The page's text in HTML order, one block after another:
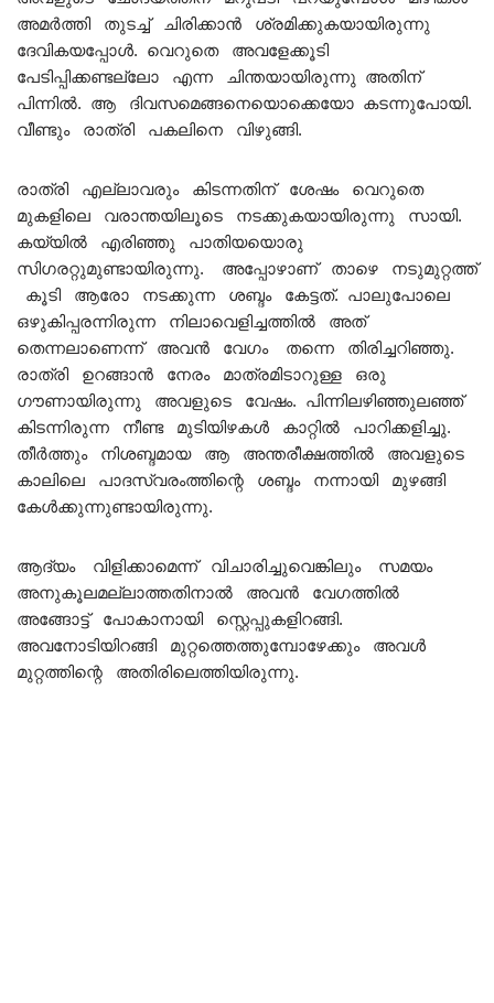
അമർത്തി തുടച്ച് ചിരിക്കാൻ ശ്രമിക്കുകയായിരുന്നു
ദേവികയപ്പോൾ. വെറുതെ അവളേക്കൂടി
പേടിപ്പിക്കണ്ടല്ലോ എന്ന ചിന്തയായിരുന്നു അതിന്
പിന്നിൽ. ആ ദിവസമെങ്ങനെയൊക്കെയോ കടന്നുപോയി.
വീണ്ടും രാത്രി പകലിനെ വിഴുങ്ങി.
രാത്രി എല്ലാവരും കിടന്നതിന് ശേഷം വെറുതെ
മുകളിലെ വരാന്തയിലൂടെ നടക്കുകയായിരുന്നു സായി.
കയ്യിൽ എരിഞ്ഞു പാതിയയൊരു
സിഗരറ്റുമുണ്ടായിരുന്നു. അപ്പോഴാണ് താഴെ നടുമുറ്റത്ത്
കൂടി ആരോ നടക്കുന്ന ശബ്ദം കേട്ടത്. പാലുപോലെ
ഒഴുകിപ്പരന്നിരുന്ന നിലാവെളിച്ചത്തിൽ അത്
തെന്നലാണെന്ന് അവൻ വേഗം തന്നെ തിരിച്ചറിഞ്ഞു.
രാത്രി ഉറങ്ങാൻ നേരം മാത്രമിടാറുള്ള ഒരു
ഗൗണായിരുന്നു അവളുടെ വേഷം. പിന്നിലഴിഞ്ഞുലഞ്ഞ്
കിടന്നിരുന്ന നീണ്ട മുടിയിഴകൾ കാറ്റിൽ പാറിക്കളിച്ചു.
തീർത്തും നിശബ്ദമായ ആ അന്തരീക്ഷത്തിൽ അവളുടെ
കാലിലെ പാദസ്വരംത്തിന്റെ ശബ്ദം നന്നായി മുഴങ്ങി
കേൾക്കുന്നുണ്ടായിരുന്നു.
ആദ്യം വിളിക്കാമെന്ന് വിചാരിച്ചുവെങ്കിലും സമയം
അനുകൂലമല്ലാത്തതിനാൽ അവൻ വേഗത്തിൽ
അങ്ങോട്ട് പോകാനായി സ്റ്റെപ്പുകളിറങ്ങി.
അവനോടിയിറങ്ങി മുറ്റത്തെത്തുമ്പോഴേക്കും അവൾ
മുറ്റത്തിന്റെ അതിരിലെത്തിയിരുന്നു.